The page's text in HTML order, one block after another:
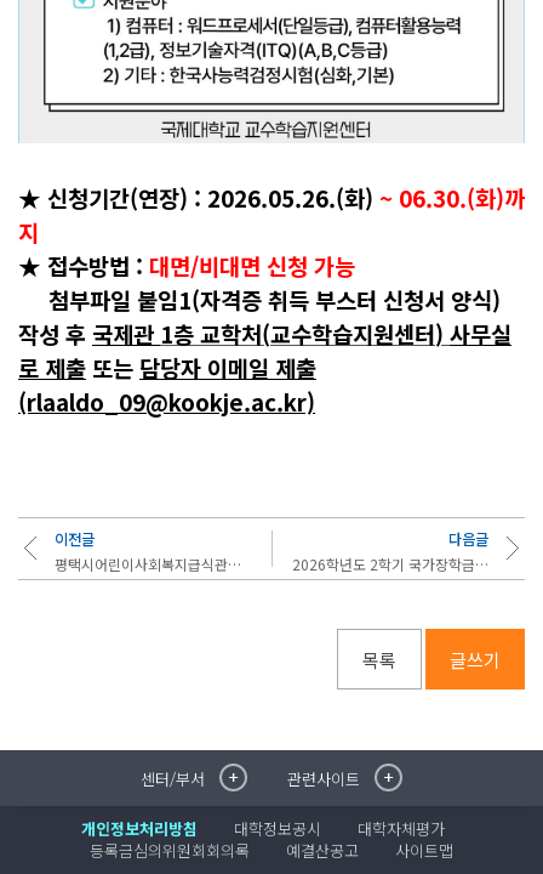
★ 신청기간(연장) : 2026.05.26.(화) ~ 06.30.(화)까
지
★ 접수방법 : 대면/비대면 신청 가능
첨부파일 붙임1(자격증 취득 부스터 신청서 양식)
작성 후 국제관 1층 교학처(교수학습지원센터) 사무실
로 제출 또는 담당자 이메일 제출
(rlaaldo_09@kookje.ac.kr)
이전글
평택시어린이사회복지급식관리지원센터 신규직원(팀원) 및 대체인력(팀원) 채용(4차 재공..
다음글
2026학년도 2학기 국가장학금 1차 신청 안내(~6/22까지)
목록 글쓰기
센터/부서취·창업지원센터
국제대학교 입학안내
학술정보원
학생생활관
관련사이트이메일무단수집거부
무선인터넷이용안내
포탈사이트
증명발급사이트
개인정보처리방침 대학정보공시
대학자체평가
등록금심의위원회회의록
예결산공고 사이트맵